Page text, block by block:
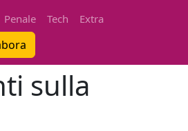
Penale Tech
Extra
sulla